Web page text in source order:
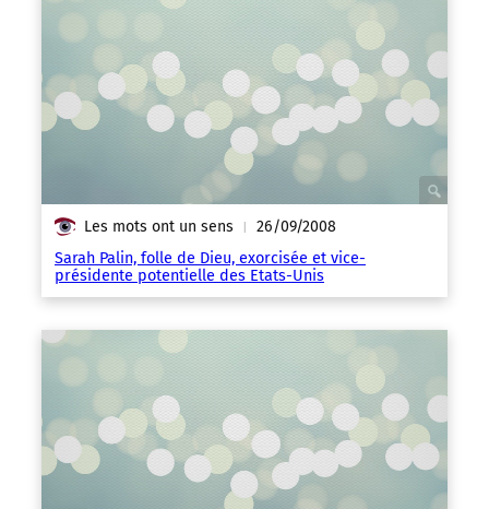
Les mots ont un sens | 26/09/2008
Sarah Palin, folle de Dieu, exorcisée et vice-
présidente potentielle des Etats-Unis